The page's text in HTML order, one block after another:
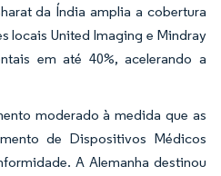
da Índia amplia a cobertura
locais United Imaging e Mindray
em até 40%, acelerando a
moderado à medida que as
de Dispositivos Médicos
A Alemanha destinou